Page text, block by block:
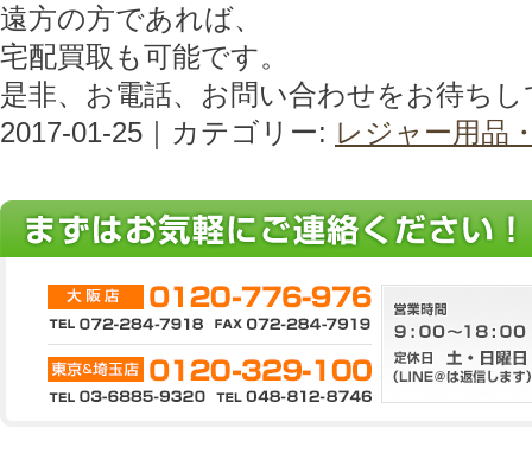
遠方の方であれば、
宅配買取も可能です。
是非、お電話、お問い合わせをお待ち
2017-01-25｜カテゴリー: レジャー用品